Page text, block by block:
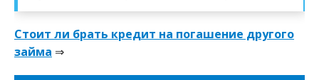
Стоит ли брать кредит на погашение другого
займа ⇒